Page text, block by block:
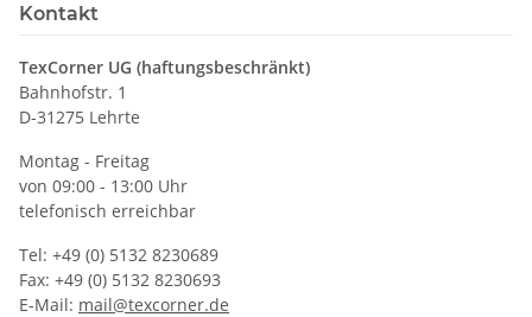
Kontakt
TexCorner UG (haftungsbeschränkt)
Bahnhofstr. 1
D-31275 Lehrte
Montag - Freitag
von 09:00 - 13:00 Uhr
telefonisch erreichbar
Tel: +49 (0) 5132 8230689
Fax: +49 (0) 5132 8230693
E-Mail: mail@texcorner.de